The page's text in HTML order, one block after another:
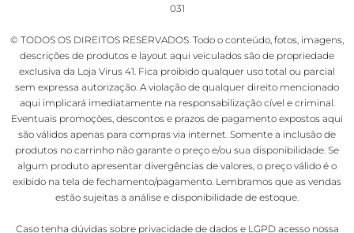
031
© TODOS OS DIREITOS RESERVADOS. Todo o conteúdo, fotos, imagens,
descrições de produtos e layout aqui veiculados são de propriedade
exclusiva da Loja Virus 41. Fica proibido qualquer uso total ou parcial
sem expressa autorização. A violação de qualquer direito mencionado
aqui implicará imediatamente na responsabilização cível e criminal.
Eventuais promoções, descontos e prazos de pagamento expostos aqui
são válidos apenas para compras via internet. Somente a inclusão de
produtos no carrinho não garante o preço e/ou sua disponibilidade. Se
algum produto apresentar divergências de valores, o preço válido é o
exibido na tela de fechamento/pagamento. Lembramos que as vendas
estão sujeitas a análise e disponibilidade de estoque.
Caso tenha dúvidas sobre privacidade de dados e LGPD acesso nossa